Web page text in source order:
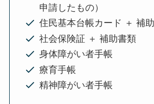
申請したもの）
住民基本台帳カード ＋ 補
社会保険証 ＋ 補助書類
身体障がい者手帳
療育手帳
精神障がい者手帳